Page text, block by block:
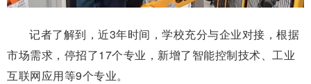
记者了解到，近3年时间，学校充分与企业对接，根据
市场需求，停招了17个专业，新增了智能控制技术、工业
互联网应用等9个专业。